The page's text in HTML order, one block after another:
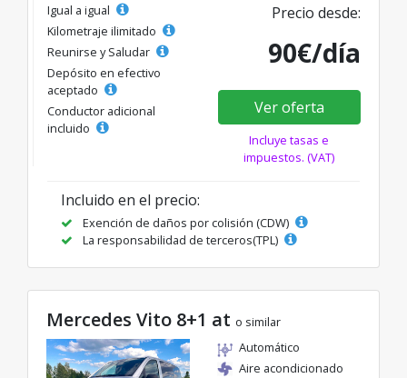
Igual a igual
Kilometraje ilimitado
Reunirse y Saludar
Depósito en efectivo
aceptado
Conductor adicional
incluido
Precio desde:
90€/día
Ver oferta
Incluye tasas e
impuestos. (VAT)
Incluido en el precio:
Exención de daños por colisión (CDW)
La responsabilidad de terceros(TPL)
Mercedes Vito 8+1 at o similar
Automático
Aire acondicionado